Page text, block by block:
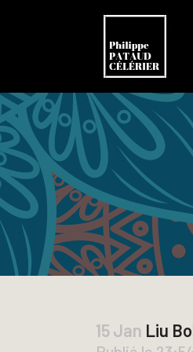
15 Jan Liu